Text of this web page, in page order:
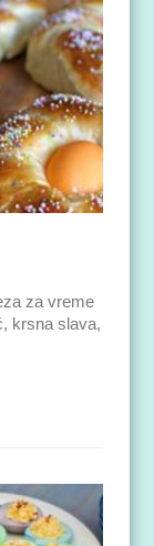
za vreme
krsna slava,